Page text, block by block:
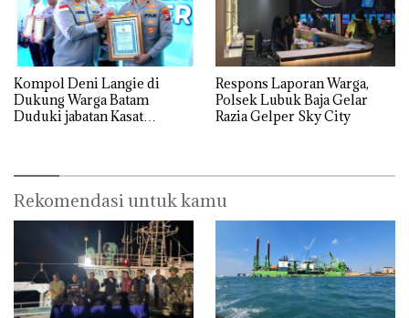
Kompol Deni Langie di
Dukung Warga Batam
Duduki jabatan Kasat
Respons Laporan Warga,
Polsek Lubuk Baja Gelar
Razia Gelper Sky City
Rekomendasi untuk kamu